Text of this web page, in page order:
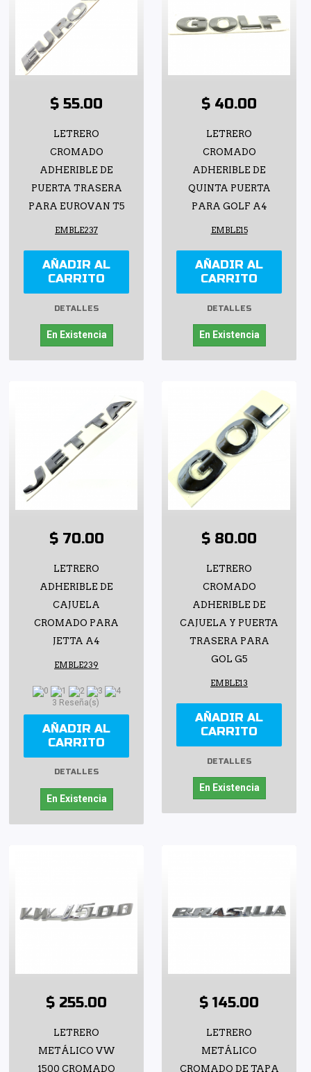
$ 55.00
LETRERO
CROMADO
ADHERIBLE DE
PUERTA TRASERA
PARA EUROVAN T5
EMBLE237
AÑADIR AL
CARRITO
DETALLES
En Existencia
$ 40.00
LETRERO
CROMADO
ADHERIBLE DE
QUINTA PUERTA
PARA GOLF A4
EMBLE15
AÑADIR AL
CARRITO
DETALLES
En Existencia
$ 70.00
LETRERO
ADHERIBLE DE
CAJUELA
CROMADO PARA
JETTA A4
EMBLE239
3 Reseña(s)
AÑADIR AL
CARRITO
DETALLES
En Existencia
$ 80.00
LETRERO
CROMADO
ADHERIBLE DE
CAJUELA Y PUERTA
TRASERA PARA
GOL G5
EMBLE13
AÑADIR AL
CARRITO
DETALLES
En Existencia
$ 255.00
LETRERO
METÁLICO VW
1500 CROMADO
$ 145.00
LETRERO
METÁLICO
CROMADO DE TAPA